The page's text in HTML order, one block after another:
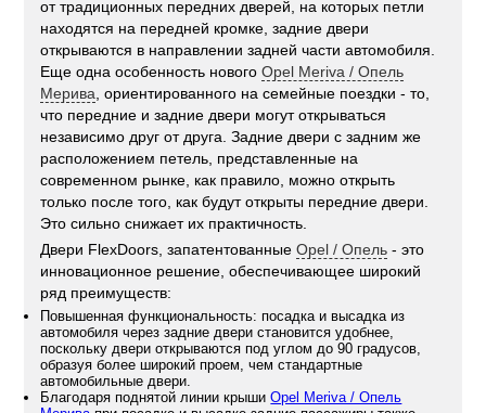
от традиционных передних дверей, на которых петли
находятся на передней кромке, задние двери
открываются в направлении задней части автомобиля.
Еще одна особенность новогоOpel Meriva / Опель
Мерива, ориентированного на семейные поездки - то,
что передние и задние двери могут открываться
независимо друг от друга. Задние двери с задним же
расположением петель, представленные на
современном рынке, как правило, можно открыть
только после того, как будут открыты передние двери.
Это сильно снижает их практичность.
Двери FlexDoors, запатентованныеOpel / Опель - это
инновационное решение, обеспечивающее широкий
ряд преимуществ:
Повышенная функциональность: посадка и высадка из
автомобиля через задние двери становится удобнее,
поскольку двери открываются под углом до 90 градусов,
образуя более широкий проем, чем стандартные
автомобильные двери.
Благодаря поднятой линии крышиOpel Meriva / Опель